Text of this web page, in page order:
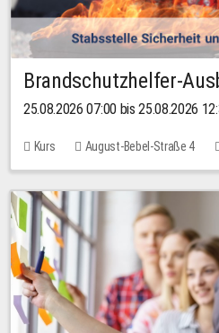
Brandschutzhelfer-
25.08.2026 07:00 bis 25.08.2026
Kurs August-Bebel-Straße 4